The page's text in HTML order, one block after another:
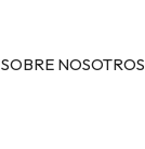
SOBRE NOSOTROS